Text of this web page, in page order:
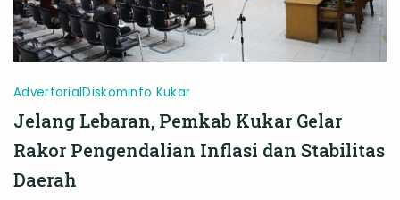
AdvertorialDiskominfo Kukar
Jelang Lebaran, Pemkab Kukar Gelar
Rakor Pengendalian Inflasi dan Stabilitas
Daerah